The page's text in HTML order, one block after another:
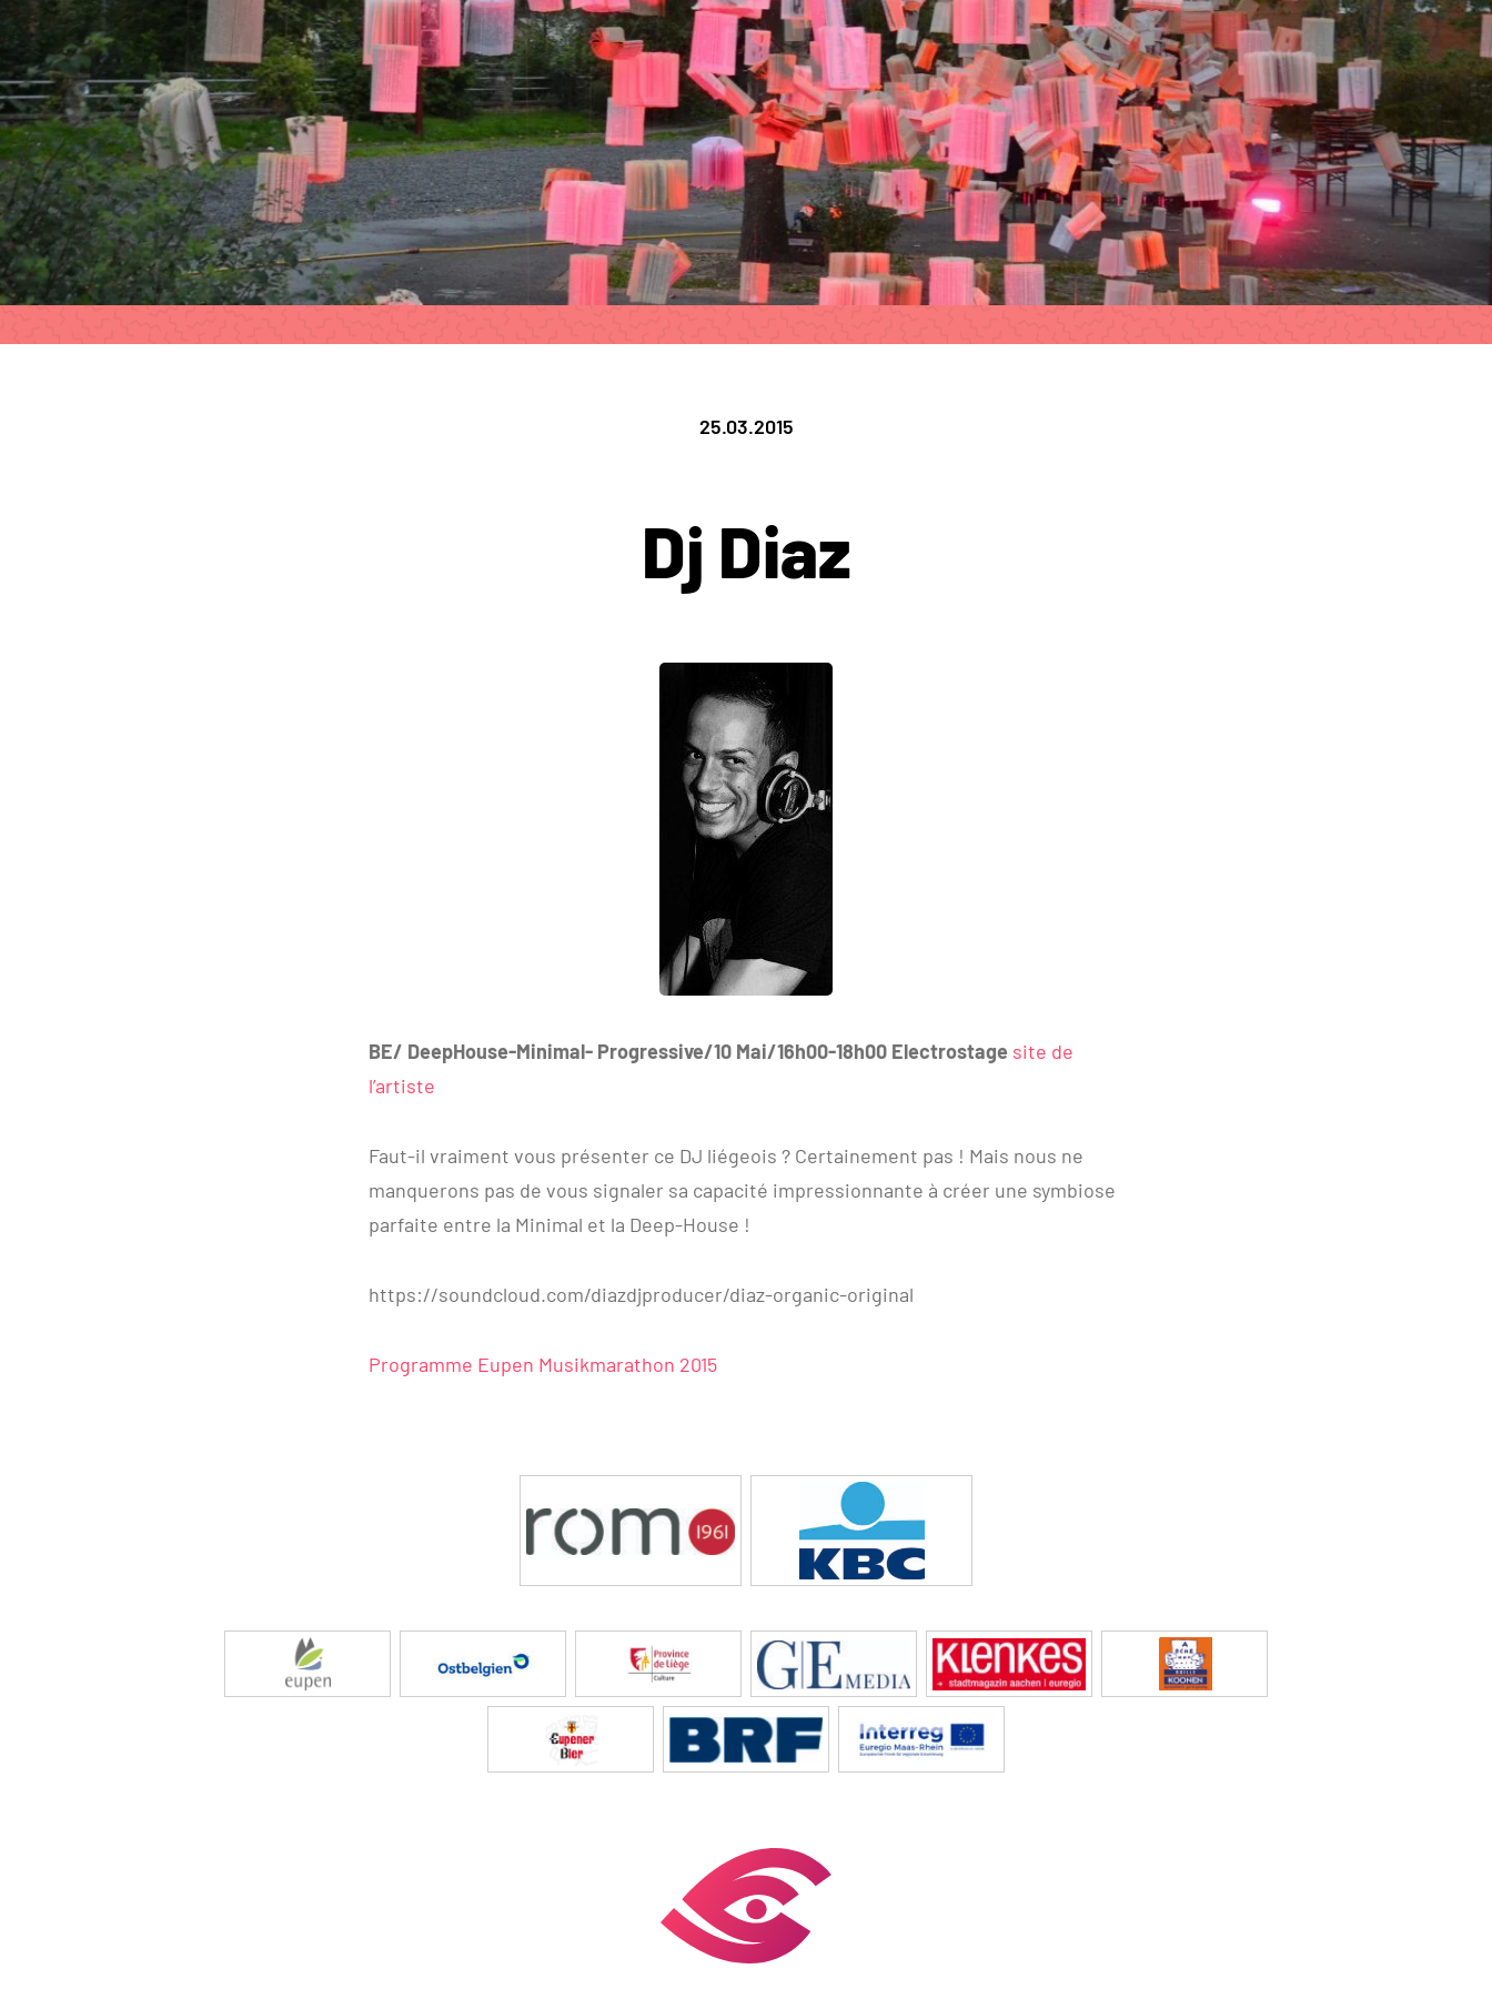
25.03.2015
Dj Diaz
BE/ DeepHouse-Minimal- Progressive/10 Mai/16h00-18h00 Electrostage site de
l’artiste
Faut-il vraiment vous présenter ce DJ liégeois ? Certainement pas ! Mais nous ne
manquerons pas de vous signaler sa capacité impressionnante à créer une symbiose
parfaite entre la Minimal et la Deep-House !
https://soundcloud.com/diazdjproducer/diaz-organic-original
Programme Eupen Musikmarathon 2015